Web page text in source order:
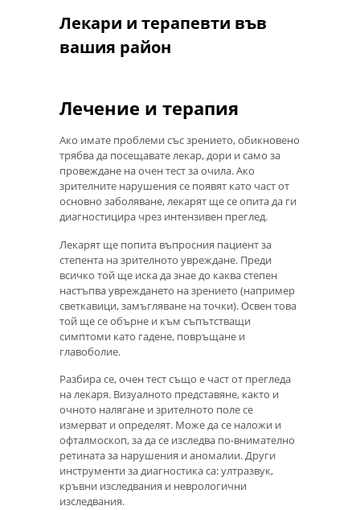
Лекари и терапевти във
вашия район
Лечение и терапия
Ако имате проблеми със зрението, обикновено
трябва да посещавате лекар, дори и само за
провеждане на очен тест за очила. Ако
зрителните нарушения се появят като част от
основно заболяване, лекарят ще се опита да ги
диагностицира чрез интензивен преглед.
Лекарят ще попита въпросния пациент за
степента на зрителното увреждане. Преди
всичко той ще иска да знае до каква степен
настъпва увреждането на зрението (например
светкавици, замъгляване на точки). Освен това
той ще се обърне и към съпътстващи
симптоми като гадене, повръщане и
главоболие.
Разбира се, очен тест също е част от прегледа
на лекаря. Визуалното представяне, както и
очното налягане и зрителното поле се
измерват и определят. Може да се наложи и
офталмоскоп, за да се изследва по-внимателно
ретината за нарушения и аномалии. Други
инструменти за диагностика са: ултразвук,
кръвни изследвания и неврологични
изследвания.